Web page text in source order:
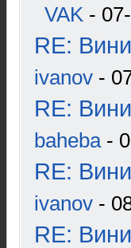
VAK -
RE:
ivanov -
RE:
baheba-
RE:
ivanov -
RE: